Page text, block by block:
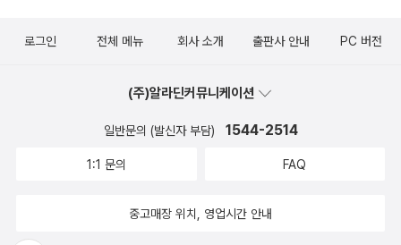
로그인 전체 메뉴 회사 소개 출판사 안내 PC 버전
(주)알라딘커뮤니케이션
일반문의 (발신자 부담) 1544-2514
1:1 문의 FAQ
중고매장 위치, 영업시간 안내